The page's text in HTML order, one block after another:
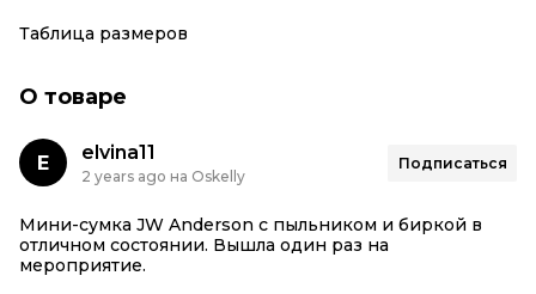
Таблица размеров
О товаре
E elvina11
2 years ago на Oskelly
Подписаться
Мини-сумка JW Anderson с пыльником и биркой в
отличном состоянии. Вышла один раз на
мероприятие.